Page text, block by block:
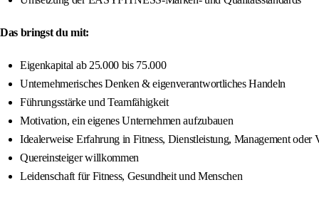
Das bringst du mit:
Eigenkapital ab 25.000 bis 75.000
Unternehmerisches Denken & eigenverantwortliches Handeln
Führungsstärke und Teamfähigkeit
Motivation, ein eigenes Unternehmen aufzubauen
Idealerweise Erfahrung in Fitness, Dienstleistung, Management oder
Quereinsteiger willkommen
Leidenschaft für Fitness, Gesundheit und Menschen